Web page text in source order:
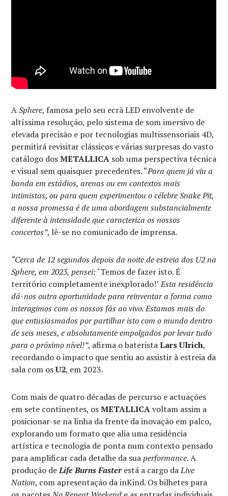
ASphere, famosa pelo seu ecrã LED envolvente de
altíssima resolução, pelo sistema de som imersivo de
elevada precisão e por tecnologias multissensoriais 4D,
permitirá revisitar clássicos e várias surpresas do vasto
catálogo dosMETALLICA sob uma perspectiva técnica
e visual sem quaisquer precedentes. “Para quem já viu a
banda em estádios, arenas ou em contextos mais
intimistas, ou para quem experimentou o célebre Snake Pit,
a nossa promessa é de uma abordagem substancialmente
diferente à intensidade que caracteriza os nossos
concertos”, lê-se no comunicado de imprensa.
“Cerca de 12 segundos depois da noite de estreia dos U2 na
Sphere, em 2023, pensei: ‘Temos de fazer isto. É
território completamente inexplorado!’Esta residência
dá-nos outra oportunidade para reinventar a forma como
interagimos com os nossos fãs ao vivo. Estamos mais do
que entusiasmados por partilhar isto com o mundo dentro
de seis meses, e absolutamente empolgados por levar tudo
para o próximo nível!”, afirma o bateristaLars Ulrich,
recordando o impacto que sentiu ao assistir à estreia da
sala com osU2, em 2023.
Com mais de quatro décadas de percurso e actuações
em sete continentes, osMETALLICAvoltam assim a
posicionar-se na linha da frente da inovação em palco,
explorando um formato que alia uma residência
artística e tecnologia de ponta num contexto pensado
para amplificar cada detalhe da suaperformance. A
produção deLife Burns Fasterestá a cargo daLive
Nation, com apresentação da inKind. Os bilhetes para